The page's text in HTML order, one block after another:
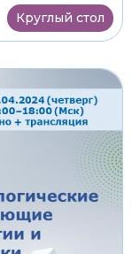
Круглый стол